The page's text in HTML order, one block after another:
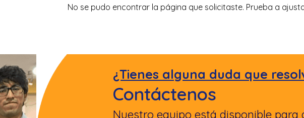
No se pudo encontrar la página que solicitaste. Prueba a
¿Tienes alguna duda que
Contáctenos
Nuestro equipo está disponible para